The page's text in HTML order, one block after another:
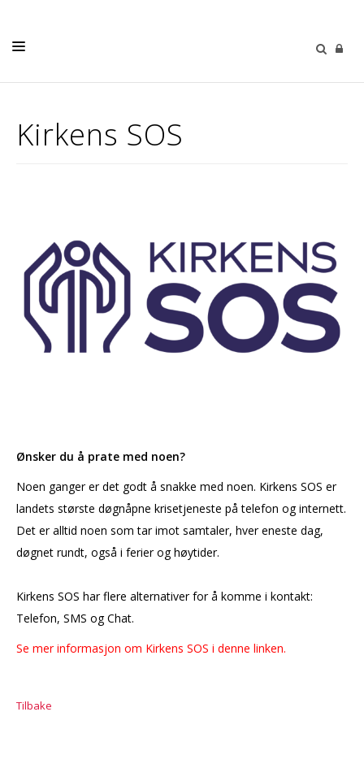
BARN OG UNGE
DIAKONI
KALENDER
MENIGHETSBLAD
Kirkens SOS
Ønsker du å prate med noen?
Noen ganger er det godt å snakke med noen. Kirkens SOS er
landets største døgnåpne krisetjeneste på telefon og internett.
Det er alltid noen som tar imot samtaler, hver eneste dag,
døgnet rundt, også i ferier og høytider.
Kirkens SOS har flere alternativer for å komme i kontakt:
Telefon, SMS og Chat.
Se mer informasjon om Kirkens SOS i denne linken.
Tilbake